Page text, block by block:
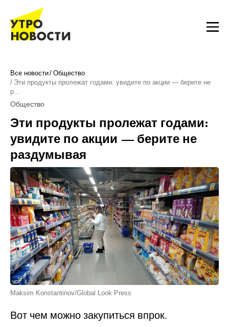
Все новости Общество
Эти продукты пролежат годами: увидите по акции — берите не
р…
Общество
Эти продукты пролежат годами:
увидите по акции — берите не
раздумывая
Maksim Konstantinov/Global Look Press
Вот чем можно закупиться впрок.